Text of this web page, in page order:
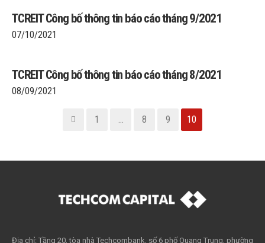
TCREIT Công bố thông tin báo cáo tháng 9/2021
07/10/2021
TCREIT Công bố thông tin báo cáo tháng 8/2021
08/09/2021
1 … 8 9 10
Địa chỉ: Tầng 20, tòa nhà Techcombank, số 6 phố Quang Trung, phường